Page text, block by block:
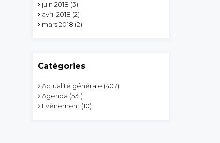
juin 2018 (3)
avril 2018 (2)
mars 2018 (2)
Catégories
Actualité générale (407)
Agenda (531)
Evènement (10)